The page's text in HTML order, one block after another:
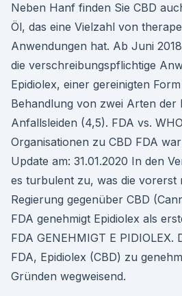
Neben Hanf finden Sie CBD
Öl, das eine Vielzahl von
Anwendungen hat. Ab Juni
die verschreibungspflichtige
Epidiolex, einer gereinigten
Behandlung von zwei Arten der
Anfallsleiden (4,5). FDA vs.
Organisationen zu CBD FDA
Update am: 31.01.2020 In den
es turbulent zu, was die vorerst
Regierung gegenüber CBD
FDA genehmigt Epidiolex als
FDA GENEHMIGT E PIDIOLEX.
FDA, Epidiolex (CBD) zu
Gründen wegweisend.